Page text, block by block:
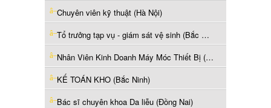
Chuyên viên kỹ thuật (Hà Nội)
Tổ trưởng tạp vụ - giám sát vệ sinh (Bắc Ninh)
Nhân Viên Kinh Doanh Máy Móc Thiết Bị (Hồ Chí Minh)
KẾ TOÁN KHO (Bắc Ninh)
Bác sĩ chuyên khoa Da liễu (Đồng Nai)